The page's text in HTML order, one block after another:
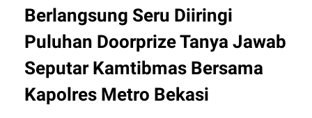
Berlangsung Seru Diiringi
Puluhan Doorprize Tanya Jawab
Seputar Kamtibmas Bersama
Kapolres Metro Bekasi